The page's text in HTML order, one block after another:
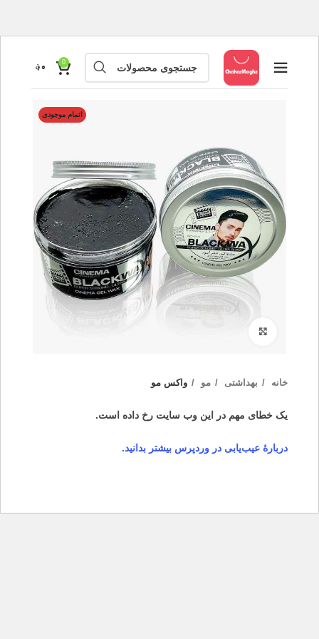
0 ۰؋
اتمام موجودی
خانه بهداشتی مو واکس مو
یک خطای مهم در این وب سایت رخ داده است.
دربارهٔ عیب‌یابی در وردپرس بیشتر بدانید.